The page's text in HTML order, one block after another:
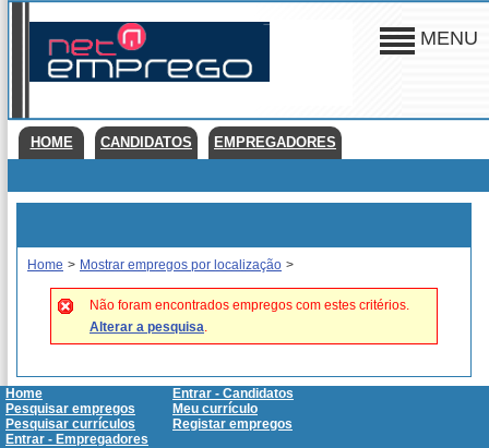
MENU
HOME CANDIDATOS EMPREGADORES
Home > Mostrar empregos por localização >
Não foram encontrados empregos com estes critérios.
Alterar a pesquisa.
Home
Entrar - Candidatos
Pesquisar empregos
Meu currículo
Pesquisar currículos
Registar empregos
Entrar - Empregadores